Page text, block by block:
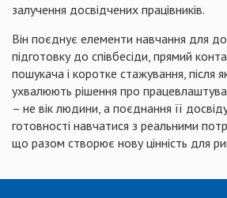
залучення досвідчених працівників.
Він поєднує елементи навчання для
підготовку до співбесіди, прямий
пошукача і коротке стажування, після
ухвалюють рішення про
– не вік людини, а поєднання її
готовності навчатися з реальними
що разом створює нову цінність для